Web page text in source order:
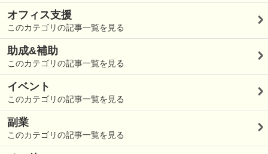
オフィス支援
このカテゴリの記事一覧を見る
助成&補助
このカテゴリの記事一覧を見る
イベント
このカテゴリの記事一覧を見る
副業
このカテゴリの記事一覧を見る